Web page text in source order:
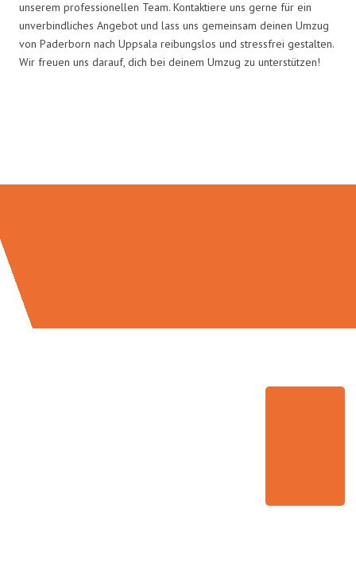
unserem professionellen Team. Kontaktiere uns gerne für ein
unverbindliches Angebot und lass uns gemeinsam deinen Umzug
von Paderborn nach Uppsala reibungslos und stressfrei gestalten.
Wir freuen uns darauf, dich bei deinem Umzug zu unterstützen!